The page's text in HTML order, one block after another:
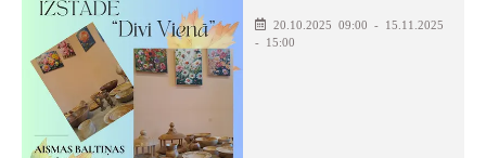
20.10.2025 09:00 - 15.11.2025
- 15:00